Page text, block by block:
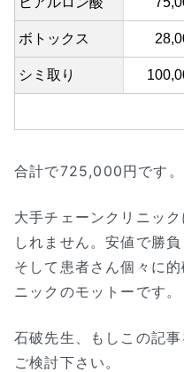
ボトックス
シミ取り
合計で725,000円です。
大手チェーンクリニッ
しれません。安値で勝
そして患者さん個々に
ニックのモットーです。
石破先生、もしこの記
ご検討下さい。